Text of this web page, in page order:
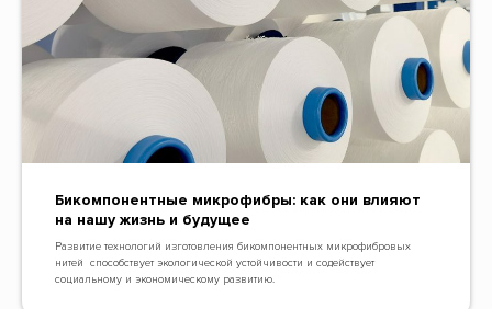
Бикомпонентные микрофибры: как они влияют
на нашу жизнь и будущее
Развитие технологий изготовления бикомпонентных микрофибровых
нитей способствует экологической устойчивости и содействует
социальному и экономическому развитию.